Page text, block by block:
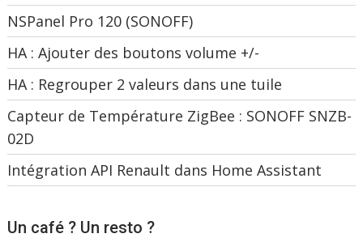
NSPanel Pro 120 (SONOFF)
HA : Ajouter des boutons volume +/-
HA : Regrouper 2 valeurs dans une tuile
Capteur de Température ZigBee : SONOFF SNZB-
02D
Intégration API Renault dans Home Assistant
Un café ? Un resto ?